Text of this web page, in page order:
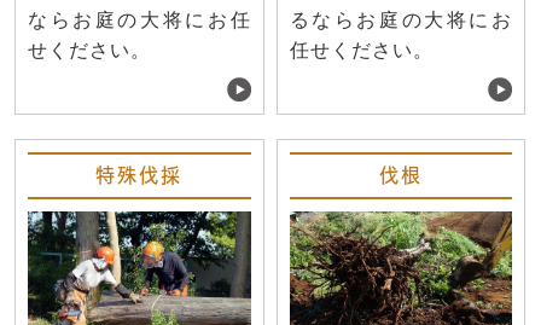
ならお庭の大将にお任
せください。
るならお庭の大将にお
任せください。
特殊伐採 伐根